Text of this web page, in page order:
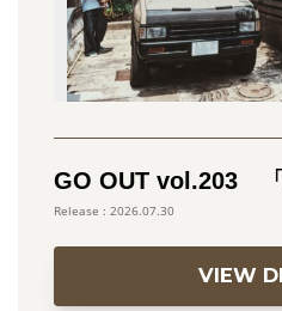
GO OUT vol.203 「
2026.07.30
VIEW